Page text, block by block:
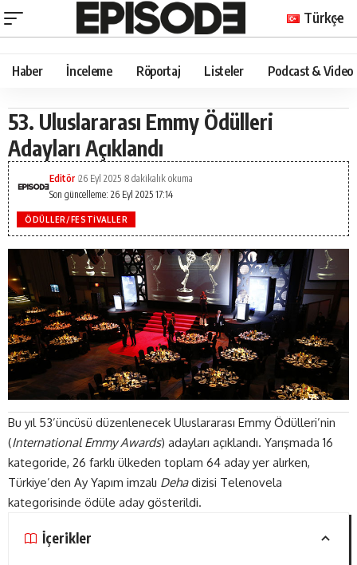
Türkçe
Haber İnceleme Röportaj Listeler Podcast & Video
53. Uluslararası Emmy Ödülleri
Adayları Açıklandı
Son güncelleme: 26 Eyl 2025 17:14
Editör 26 Eyl 2025 8 dakikalık okuma
ÖDÜLLER/FESTIVALLER
Bu yıl 53’üncüsü düzenlenecek Uluslararası Emmy Ödülleri’nin
(International Emmy Awards) adayları açıklandı. Yarışmada 16
kategoride, 26 farklı ülkeden toplam 64 aday yer alırken,
Türkiye’den Ay Yapım imzalı Dehadizisi Telenovela
kategorisinde ödüle aday gösterildi.
İçerikler